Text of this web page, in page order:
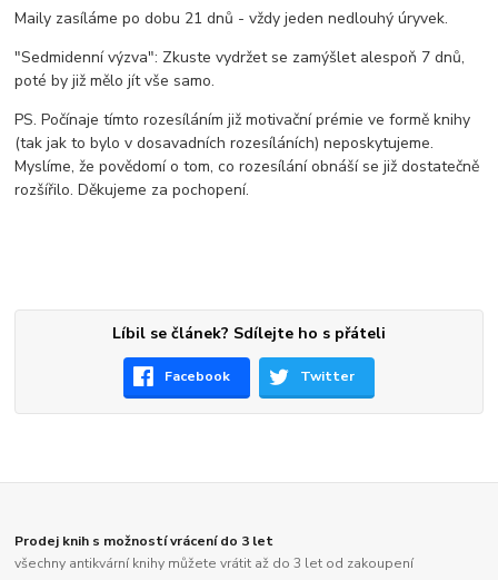
Maily zasíláme po dobu 21 dnů - vždy jeden nedlouhý úryvek.
"Sedmidenní výzva": Zkuste vydržet se zamýšlet alespoň 7 dnů,
poté by již mělo jít vše samo.
PS. Počínaje tímto rozesíláním již motivační prémie ve formě knihy
(tak jak to bylo v dosavadních rozesíláních) neposkytujeme.
Myslíme, že povědomí o tom, co rozesílání obnáší se již dostatečně
rozšířilo. Děkujeme za pochopení.
Líbil se článek? Sdílejte ho s přáteli
Facebook Twitter
Prodej knih s možností vrácení do 3 let
všechny antikvární knihy můžete vrátit až do 3 let od zakoupení